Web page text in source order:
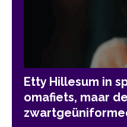
Etty Hillesum in
omafiets, maar